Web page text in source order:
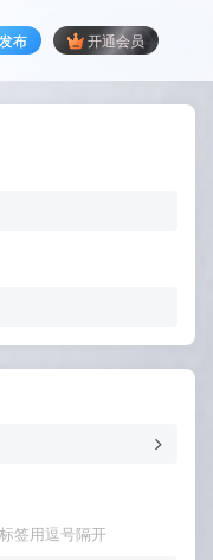
发布 开通会员
签用逗号隔开